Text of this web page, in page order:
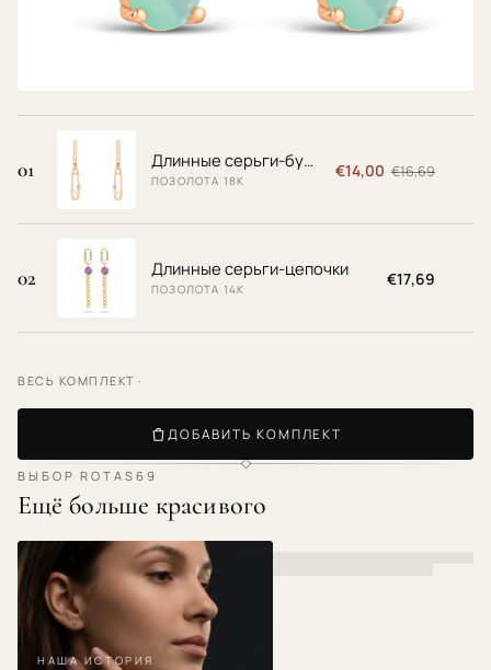
ПОЗОЛОТА 18К
01 Длинные серьги-булавки
ПОЗОЛОТА 18К
€14,00 €16,69
02 Длинные серьги-цепочки
ПОЗОЛОТА 14К
€17,69
ВЕСЬ КОМПЛЕКТ ·
ДОБАВИТЬ КОМПЛЕКТ
ВЫБОР ROTAS69
Ещё больше красивого
НАША ИСТОРИЯ